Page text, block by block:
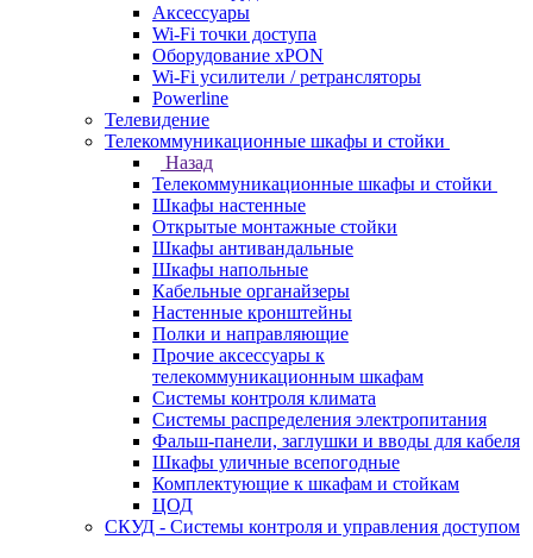
Аксессуары
Wi-Fi точки доступа
Оборудование хPON
Wi-Fi усилители / ретрансляторы
Powerline
Телевидение
Телекоммуникационные шкафы и стойки
Назад
Телекоммуникационные шкафы и стойки
Шкафы настенные
Открытые монтажные стойки
Шкафы антивандальные
Шкафы напольные
Кабельные органайзеры
Настенные кронштейны
Полки и направляющие
Прочие аксессуары к
телекоммуникационным шкафам
Системы контроля климата
Системы распределения электропитания
Фальш-панели, заглушки и вводы для кабеля
Шкафы уличные всепогодные
Комплектующие к шкафам и стойкам
ЦОД
СКУД - Системы контроля и управления доступом